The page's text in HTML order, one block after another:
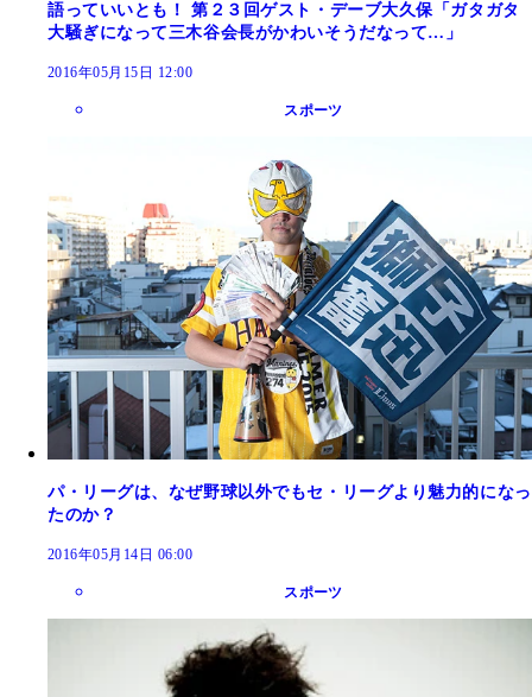
語っていいとも！ 第２３回ゲスト・デーブ大久保「ガタガタ
大騒ぎになって三木谷会長がかわいそうだなって…」
2016年05月15日 12:00
スポーツ
パ・リーグは、なぜ野球以外でもセ・リーグより魅力的になっ
たのか？
2016年05月14日 06:00
スポーツ